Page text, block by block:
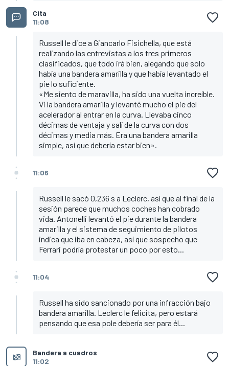
Cita
11:08
Russell le dice a Giancarlo Fisichella, que está
realizando las entrevistas a los tres primeros
clasificados, que todo irá bien, alegando que solo
había una bandera amarilla y que había levantado el
pie lo suficiente.
«Me siento de maravilla, ha sido una vuelta increíble.
Vi la bandera amarilla y levanté mucho el pie del
acelerador al entrar en la curva. Llevaba cinco
décimas de ventaja y salí de la curva con dos
décimas y media más. Era una bandera amarilla
simple, así que debería estar bien».
11:06
Russell le sacó 0,236 s a Leclerc, así que al final de la
sesión parece que muchos coches han cobrado
vida. Antonelli levantó el pie durante la bandera
amarilla y el sistema de seguimiento de pilotos
indica que iba en cabeza, así que sospecho que
Ferrari podría protestar un poco por esto...
11:04
Russell ha sido sancionado por una infracción bajo
bandera amarilla. Leclerc le felicita, pero estará
pensando que esa pole debería ser para él...
Bandera a cuadros
11:02